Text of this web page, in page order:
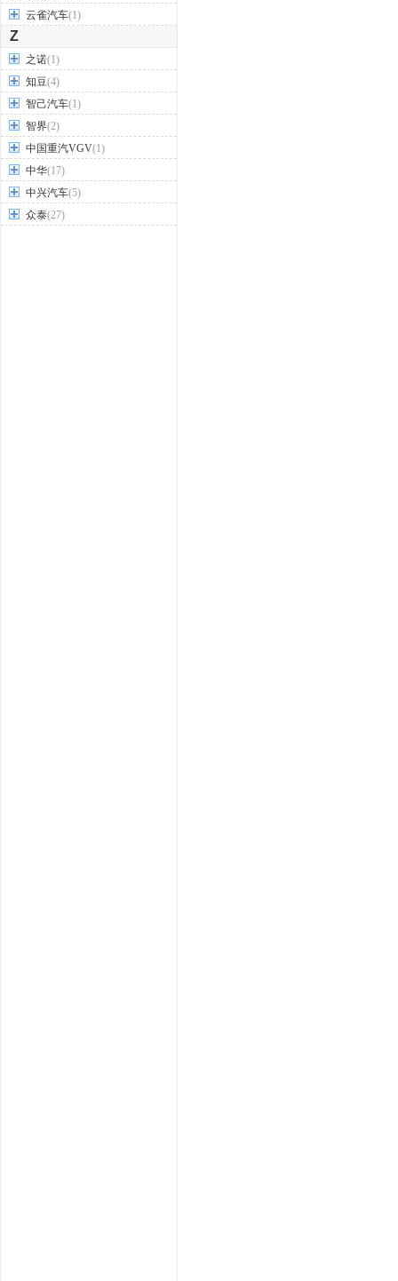
云雀汽车(1)
Z
之诺(1)
知豆(4)
智己汽车(1)
智界(2)
中国重汽VGV(1)
中华(17)
中兴汽车(5)
众泰(27)